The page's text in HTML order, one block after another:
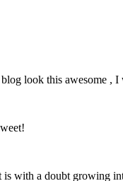
look this awesome ,
with a doubt growing